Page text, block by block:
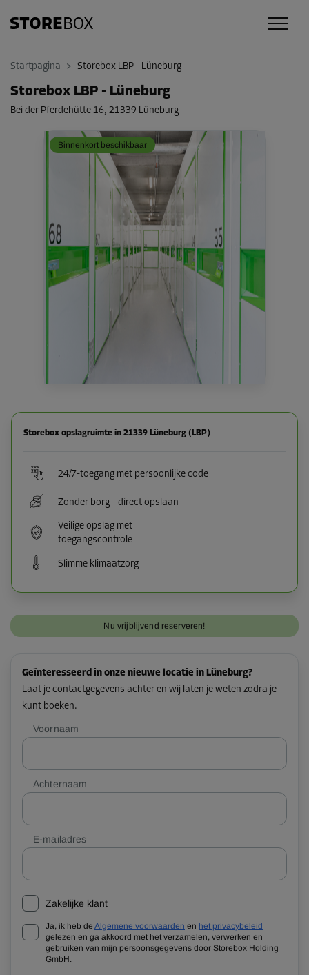
Startpagina > Storebox LBP - Lüneburg
Storebox LBP - Lüneburg
Bei der Pferdehütte 16, 21339 Lüneburg
Binnenkort beschikbaar
Storebox opslagruimte in 21339 Lüneburg (LBP)
24/7-toegang met persoonlijke code
Zonder borg – direct opslaan
Veilige opslag met
toegangscontrole
Slimme klimaatzorg
Nu vrijblijvend reserveren!
Geïnteresseerd in onze nieuwe locatie in Lüneburg?
Laat je contactgegevens achter en wij laten je weten zodra je
kunt boeken.
Voornaam
Achternaam
E-mailadres
Zakelijke klant
Ja, ik heb de Algemene voorwaarden en het privacybeleid
gelezen en ga akkoord met het verzamelen, verwerken en
gebruiken van mijn persoonsgegevens door Storebox Holding
GmbH.